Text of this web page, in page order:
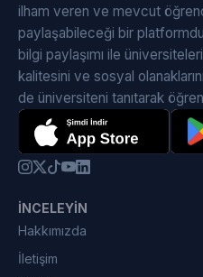
ilham veren ve mevcut
paylaşabileceği bir
bilgi paylaşımı ile
kalitesini ve sosyal
de üniversiteni tanıtarak
İNCELEYIN
Hakkımızda
İletişim